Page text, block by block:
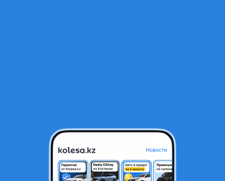
Щиток приборов Audi Q5